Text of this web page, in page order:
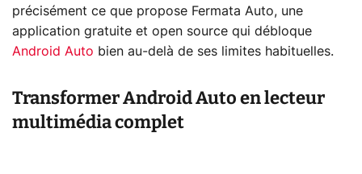
précisément ce que propose Fermata Auto, une
application gratuite et open source qui débloque
Android Auto bien au-delà de ses limites habituelles.
Transformer Android Auto en lecteur
multimédia complet